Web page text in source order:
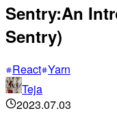
Sentry:An
Sentry)
React Yarn
Teja
2023.07.03